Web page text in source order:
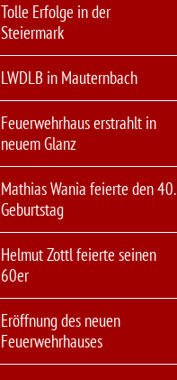
Tolle Erfolge in der
Steiermark
LWDLB in Mauternbach
Feuerwehrhaus erstrahlt in
neuem Glanz
Mathias Wania feierte den 40.
Geburtstag
Helmut Zottl feierte seinen
60er
Eröffnung des neuen
Feuerwehrhauses